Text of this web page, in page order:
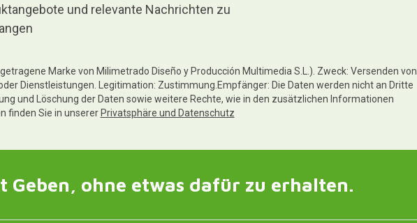
und relevante Nachrichten zu
Marke von Milimetrado Diseño y Producción Multimedia S.L.). Zweck: Versenden von
Dienstleistungen. Legitimation: Zustimmung.Empfänger: Die Daten werden nicht an Dritte
und Löschung der Daten sowie weitere Rechte, wie in den zusätzlichen Informationen
finden Sie in unserer Privatsphäre und Datenschutz
Geben, ohne etwas dafür zu erhalten.